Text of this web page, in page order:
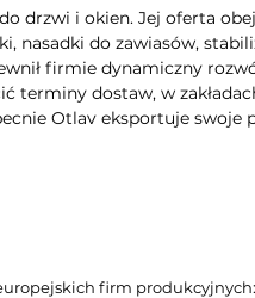
drzwi i okien. Jej oferta
nasadki do zawiasów,
firmie dynamiczny
terminy dostaw, w
Otlav eksportuje swoje
firm produkcyjnych: